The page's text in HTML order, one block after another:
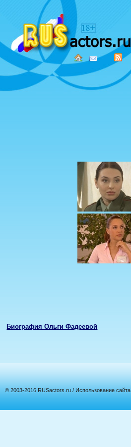
Биография Ольги Фадеевой
© 2003-2016 RUSactors.ru / Использование сайта